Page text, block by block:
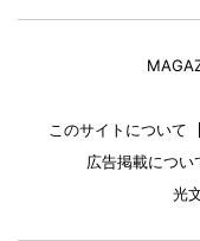
このサイトについて
広告掲載につい
光